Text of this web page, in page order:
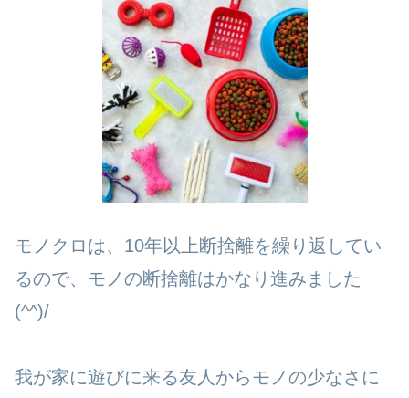
モノクロは、10年以上断捨離を繰り返してい
るので、モノの断捨離はかなり進みました
(^^)/
我が家に遊びに来る友人からモノの少なさに